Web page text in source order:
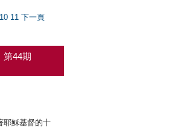
10 11 下一頁
第44期
耶穌基督的十